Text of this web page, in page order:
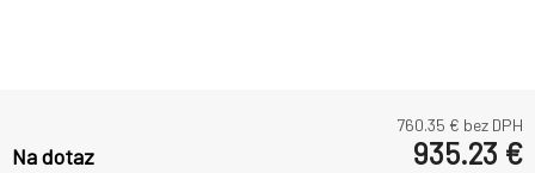
760.35 € bez DPH
Na dotaz 935.23 €